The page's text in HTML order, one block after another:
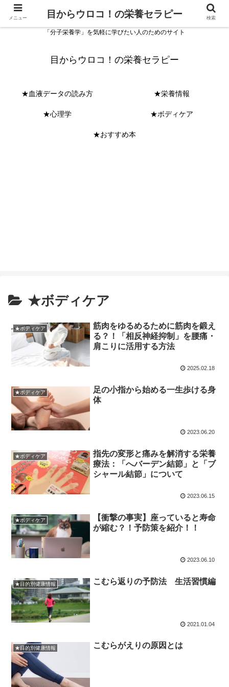
「分子栄養学」を気軽に学びたい人のためのサイト
目からウロコ！の栄養セラピー
★血液データの読み方 ★栄養情報
★心理学 ★ボディケア
★おすすめ本
★ボディケア
★ボディケア
筋肉をゆるめるために筋肉を鍛え
る？！「相反神経抑制」を腰痛・
肩こりに活用する方法
2025.02.18
★ボディケア
足の小指から始める一生歩ける身
体
2023.06.20
★ボディケア
指先の変形と痛みを解消する栄養
療法：「へバーデン結節」と「ブ
シャール結節」について
2023.06.15
★ボディケア
【衝撃の事実】座っていると寿命
が縮む？！予防策を紹介！！
2023.06.10
★目的別健康情報 こむら返りの予防法 生活習慣編
2021.01.04
★目的別健康情報 こむらがえりの原因とは
メニュー 目からウロコ！の栄養セラピー 検索